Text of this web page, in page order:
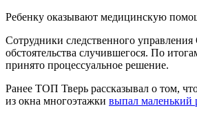
Ребенку оказывают медицинскую
Сотрудники следственного
обстоятельства случившегося. По
принято процессуальное решение.
Ранее ТОП Тверь рассказывал о том,
из окна многоэтажки выпал маленький